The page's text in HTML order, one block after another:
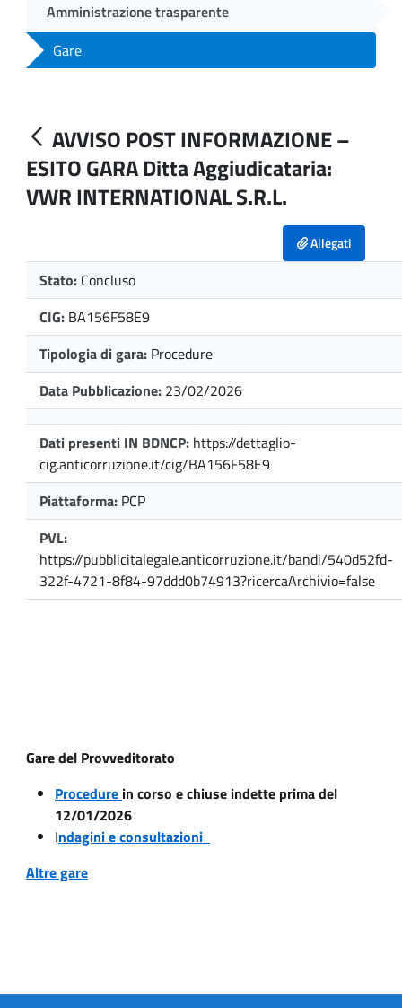
Amministrazione trasparente
Gare
AVVISO POST INFORMAZIONE –
ESITO GARA Ditta Aggiudicataria:
VWR INTERNATIONAL S.R.L.
Allegati
Stato: Concluso
CIG: BA156F58E9
Tipologia di gara: Procedure
Data Pubblicazione: 23/02/2026
Dati presenti IN BDNCP: https://dettaglio-
cig.anticorruzione.it/cig/BA156F58E9
Piattaforma: PCP
PVL:
https://pubblicitalegale.anticorruzione.it/bandi/540d52fd-
322f-4721-8f84-97ddd0b74913?ricercaArchivio=false
Gare del Provveditorato
Procedure in corso e chiuse indette prima del
12/01/2026
Indagini e consultazioni
Altre gare